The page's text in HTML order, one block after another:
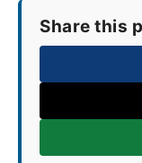
Share this